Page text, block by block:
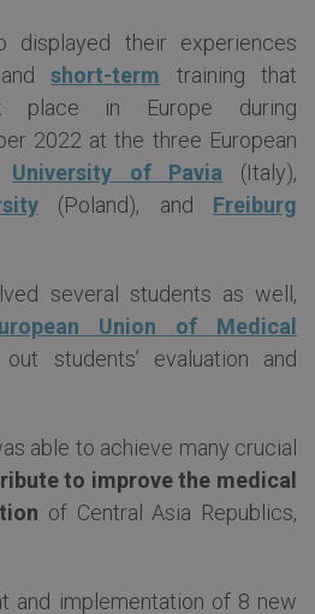
displayed their experiences
short-term training that
place in Europe during
2022 at the three European
University of Pavia (Italy),
(Poland), and Freiburg
several students as well,
Union of Medical
students’ evaluation and
able to achieve many crucial
to improve the medical
of Central Asia Republics,
and implementation of 8 new